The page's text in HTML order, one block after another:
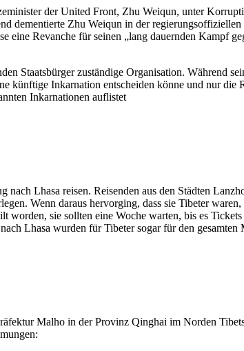
der United Front, Zhu Weiqun, unter
dementierte Zhu Weiqun in der
eine Revanche für seinen „lang dauernden Kampf
Staatsbürger zuständige Organisation. Während
künftige Inkarnation entscheiden könne und nur
Inkarnationen auflistet
Lhasa reisen. Reisenden aus den Städten
Wenn daraus hervorging, dass sie Tibeter
sie sollten eine Woche warten, bis es
Lhasa wurden für Tibeter sogar für den
Malho in der Provinz Qinghai im Norden